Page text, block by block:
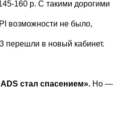
160 р. С такими дорогими
возможности не было,
перешли в новый кабинет.
стал спасением». Но —